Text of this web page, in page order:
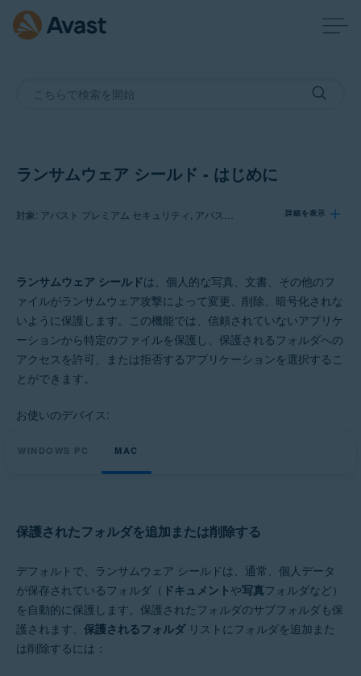
ランサムウェア シールド - はじめに
詳細を表示
アバスト プレミアム セキュリティ
オペレーティング システム:
Windows と MacOS
ランサムウェア シールドは、個人的な写真、文書、その他のフ
ァイルがランサムウェア攻撃によって変更、削除、暗号化されな
いように保護します。この機能では、信頼されていないアプリケ
ーションから特定のファイルを保護し、保護されるフォルダへの
アクセスを許可、または拒否するアプリケーションを選択するこ
とができます。
お使いのデバイス:
WINDOWS PC MAC
保護されたフォルダを追加または削除する
デフォルトで、ランサムウェア シールドは、通常、個人データ
が保存されているフォルダ（ ドキュメント や写真フォルダなど）
を自動的に保護します。保護されたフォルダのサブフォルダも保
護されます。 保護されるフォルダリストにフォルダを追加また
は削除するには：